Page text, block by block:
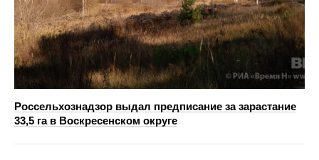
Россельхознадзор выдал предписание за зарастание
33,5 га в Воскресенском округе